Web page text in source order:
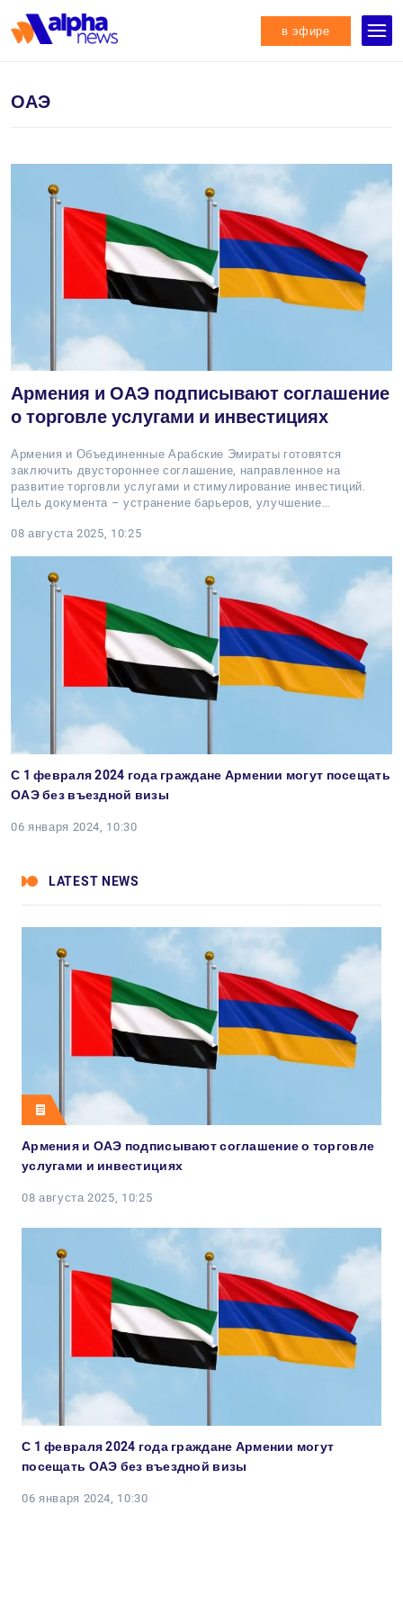
в эфире
ОАЭ
Армения и ОАЭ подписывают соглашение
о торговле услугами и инвестициях
Армения и Объединенные Арабские Эмираты готовятся
заключить двустороннее соглашение, направленное на
развитие торговли услугами и стимулирование инвестиций.
Цель документа – устранение барьеров, улучшение…
08 августа 2025, 10:25
С 1 февраля 2024 года граждане Армении могут посещать
ОАЭ без въездной визы
06 января 2024, 10:30
LATEST NEWS
Армения и ОАЭ подписывают соглашение о торговле
услугами и инвестициях
08 августа 2025, 10:25
С 1 февраля 2024 года граждане Армении могут
посещать ОАЭ без въездной визы
06 января 2024, 10:30